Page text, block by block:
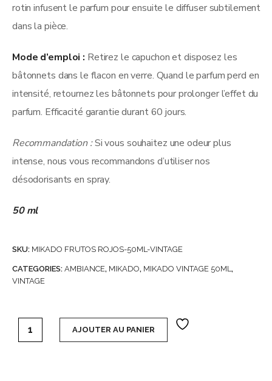
rotin infusent le parfum pour ensuite le diffuser subtilement
dans la pièce.
Mode d’emploi : Retirez le capuchon et disposez les
bâtonnets dans le flacon en verre. Quand le parfum perd en
intensité, retournez les bâtonnets pour prolonger l’effet du
parfum. Efficacité garantie durant 60 jours.
Recommandation :Si vous souhaitez une odeur plus
intense, nous vous recommandons d’utiliser nos
désodorisants en spray.
50 ml
SKU: MIKADO FRUTOS ROJOS-50ML-VINTAGE
CATEGORIES: AMBIANCE, MIKADO, MIKADO VINTAGE 50ML ,
VINTAGE
Carton de 6 Mikados Vintage 50 ml (soit 1,43€ l'unité) -
AJOUTER AU PANIER